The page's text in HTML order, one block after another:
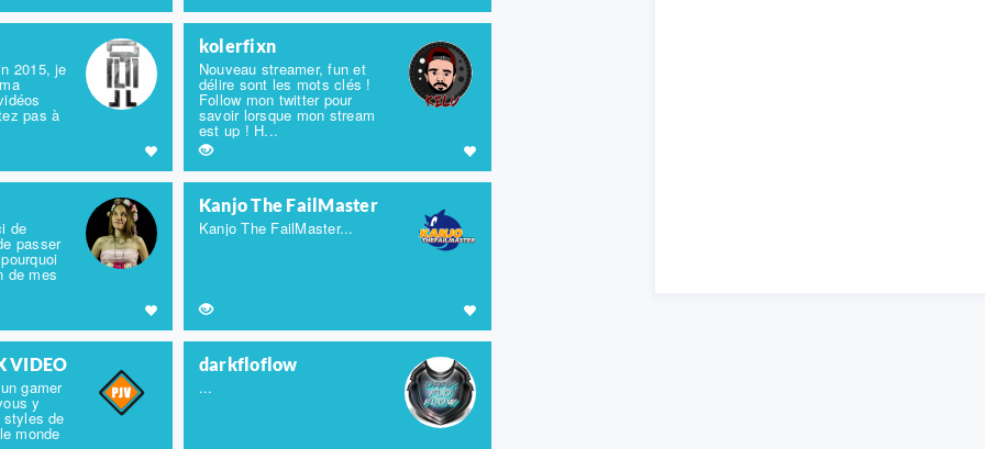
2015, je
pas à
kolerfixn
Nouveau streamer, fun et
délire sont les mots clés !
Follow mon twitter pour
savoir lorsque mon stream
est up ! H...
de
passer
de mes
Kanjo The FailMaster
Kanjo The FailMaster...
VIDEO
gamer
y
de
monde
darkfloflow
...